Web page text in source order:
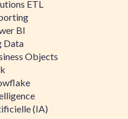
ETL
BI
Data
Objects
(IA)